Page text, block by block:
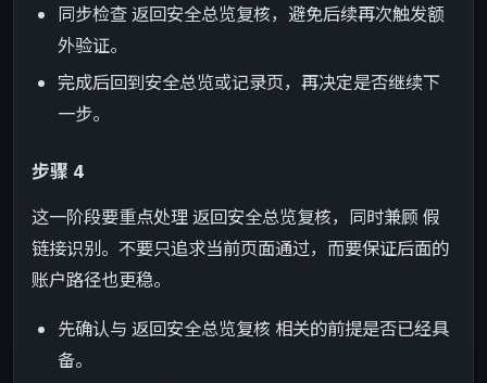
同步检查 返回安全总览复核，避免后续再次触发额
外验证。
完成后回到安全总览或记录页，再决定是否继续下
一步。
步骤 4
这一阶段要重点处理 返回安全总览复核，同时兼顾 假
链接识别。不要只追求当前页面通过，而要保证后面的
账户路径也更稳。
先确认与 返回安全总览复核 相关的前提是否已经具
备。